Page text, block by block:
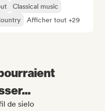
Classical music
Afficher tout +29
de sielo